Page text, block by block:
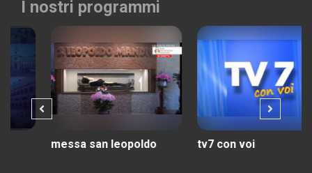
I nostri programmi
messa san leopoldo tv7 con voi